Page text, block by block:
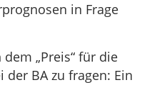
in Frage
„Preis“ für die
BA zu fragen: Ein